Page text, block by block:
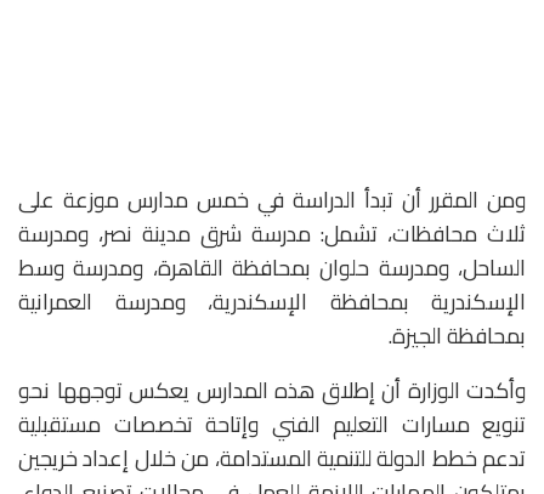
ومن المقرر أن تبدأ الدراسة في خمس مدارس موزعة على
ثلاث محافظات، تشمل: مدرسة شرق مدينة نصر، ومدرسة
الساحل، ومدرسة حلوان بمحافظة القاهرة، ومدرسة وسط
الإسكندرية بمحافظة الإسكندرية، ومدرسة العمرانية
بمحافظة الجيزة.
وأكدت الوزارة أن إطلاق هذه المدارس يعكس توجهها نحو
تنويع مسارات التعليم الفني وإتاحة تخصصات مستقبلية
تدعم خطط الدولة للتنمية المستدامة، من خلال إعداد خريجين